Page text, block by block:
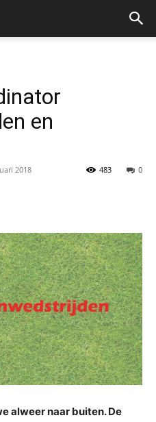
en
2018 0
483
alweer naar buiten. De